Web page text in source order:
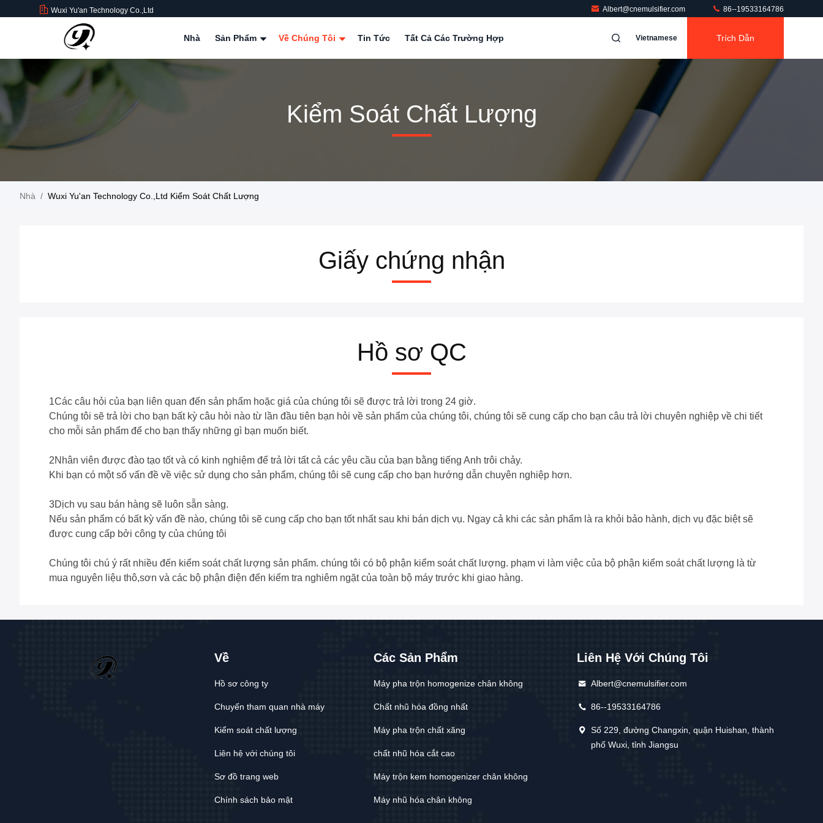
Wuxi Yu'an Technology Co.,Ltd Albert@cnemulsifier.com 86--19533164786
Nhà Sản Phẩm Về Chúng Tôi Tin Tức Tất Cả Các Trường Hợp Vietnamese Trích Dẫn
Kiểm Soát Chất Lượng
Nhà / Wuxi Yu'an Technology Co.,Ltd Kiểm Soát Chất Lượng
Giấy chứng nhận
Hồ sơ QC
1Các câu hỏi của bạn liên quan đến sản phẩm hoặc giá của chúng tôi sẽ được trả lời trong 24 giờ.
Chúng tôi sẽ trả lời cho bạn bất kỳ câu hỏi nào từ lần đầu tiên bạn hỏi về sản phẩm của chúng tôi, chúng tôi sẽ cung cấp cho bạn câu trả lời chuyên nghiệp về chi tiết
cho mỗi sản phẩm để cho bạn thấy những gì bạn muốn biết.
2Nhân viên được đào tạo tốt và có kinh nghiệm để trả lời tất cả các yêu cầu của bạn bằng tiếng Anh trôi chảy.
Khi bạn có một số vấn đề về việc sử dụng cho sản phẩm, chúng tôi sẽ cung cấp cho bạn hướng dẫn chuyên nghiệp hơn.
3Dịch vụ sau bán hàng sẽ luôn sẵn sàng.
Nếu sản phẩm có bất kỳ vấn đề nào, chúng tôi sẽ cung cấp cho bạn tốt nhất sau khi bán dịch vụ. Ngay cả khi các sản phẩm là ra khỏi bảo hành, dịch vụ đặc biệt sẽ
được cung cấp bởi công ty của chúng tôi
Chúng tôi chú ý rất nhiều đến kiểm soát chất lượng sản phẩm. chúng tôi có bộ phận kiểm soát chất lượng. phạm vi làm việc của bộ phận kiểm soát chất lượng là từ
mua nguyên liệu thô,sơn và các bộ phận điện đến kiểm tra nghiêm ngặt của toàn bộ máy trước khi giao hàng.
Về
Hồ sơ công ty
Chuyến tham quan nhà máy
Kiểm soát chất lượng
Liên hệ với chúng tôi
Sơ đồ trang web
Chính sách bảo mật
Các Sản Phẩm
Máy pha trộn homogenize chân không
Chất nhũ hóa đồng nhất
Máy pha trộn chất xăng
chất nhũ hóa cắt cao
Máy trộn kem homogenizer chân không
Máy nhũ hóa chân không
Liên Hệ Với Chúng Tôi
Albert@cnemulsifier.com
86--19533164786
Số 229, đường Changxin, quận Huishan, thành
phố Wuxi, tỉnh Jiangsu